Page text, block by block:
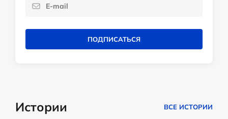
ПОДПИСАТЬСЯ
Истории ВСЕ ИСТОРИИ